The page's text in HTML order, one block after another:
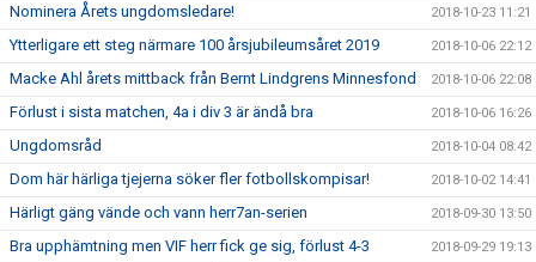
Nominera Årets ungdomsledare! 2018-10-23 11:21
Ytterligare ett steg närmare 100 årsjubileumsåret 2019 2018-10-06 22:12
Macke Ahl årets mittback från Bernt Lindgrens Minnesfond 2018-10-06 22:08
Förlust i sista matchen, 4a i div 3 är ändå bra 2018-10-06 16:26
Ungdomsråd 2018-10-04 08:42
Dom här härliga tjejerna söker fler fotbollskompisar! 2018-10-02 14:41
Härligt gäng vände och vann herr7an-serien 2018-09-30 13:50
Bra upphämtning men VIF herr fick ge sig, förlust 4-3 2018-09-29 19:13